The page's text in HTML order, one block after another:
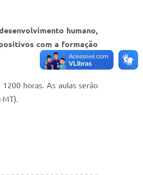
humano,
com a formação
horas. As aulas serão
MT).